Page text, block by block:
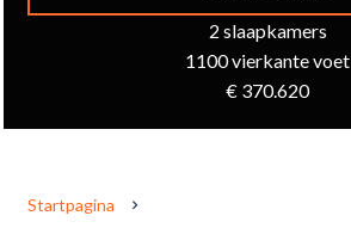
2 slaapkamers
1100 vierkante voet
€ 370.620
Startpagina